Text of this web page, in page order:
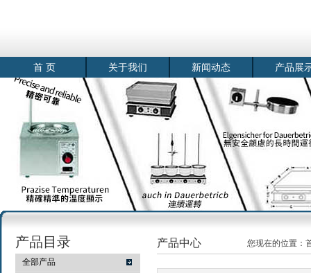
首 页 关于我们 新闻动态 产品展
产品目录
全部产品
产品中心 您现在的位置：